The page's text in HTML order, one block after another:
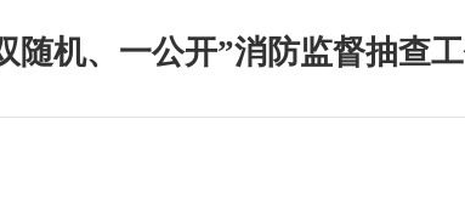
随机、一公开”消防监督抽查